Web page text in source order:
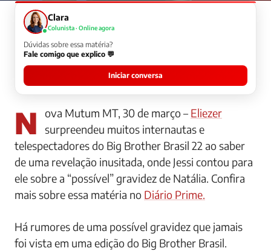
Clara
Colunista · Online agora
Dúvidas sobre essa matéria?
Fale comigo que explico 💬
Iniciar conversa
Nova Mutum MT, 30 de março – Eliezer
surpreendeu muitos internautas e
telespectadores do Big Brother Brasil 22 ao saber
de uma revelação inusitada, onde Jessi contou para
ele sobre a “possível” gravidez de Natália. Confira
mais sobre essa matéria no Diário Prime.
Há rumores de uma possível gravidez que jamais
foi vista em uma edição do Big Brother Brasil.